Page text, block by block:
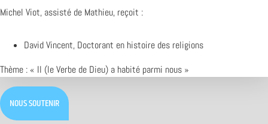
Michel Viot, assisté de Mathieu, reçoit :
David Vincent, Doctorant en histoire des religions
Thème : « Il (le Verbe de Dieu) a habité parmi nous »
NOUS SOUTENIR